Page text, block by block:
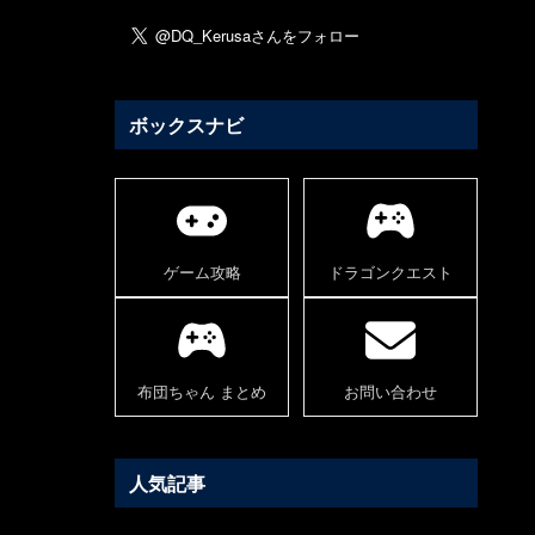
ボックスナビ
ゲーム攻略 ドラゴンクエスト
布団ちゃん まとめ お問い合わせ
人気記事